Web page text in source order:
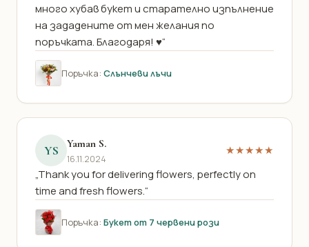
много хубав букет и старателно изпълнение
на зададените от мен желания по
поръчката. Благодаря! ♥️“
Поръчка: Слънчеви лъчи
YS Yaman S.
16.11.2024
★★★★★
„Thank you for delivering flowers, perfectly on
time and fresh flowers.“
Поръчка: Букет от 7 червени рози